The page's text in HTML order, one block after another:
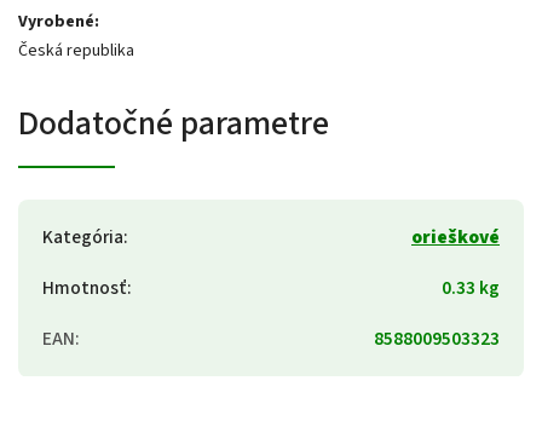
Vyrobené:
Česká republika
Dodatočné parametre
Kategória:
orieškové
Hmotnosť:
0.33 kg
EAN: 8588009503323